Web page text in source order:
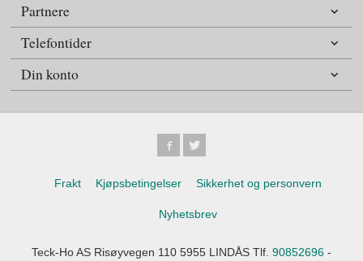
Partnere
Telefontider
Din konto
Frakt Kjøpsbetingelser Sikkerhet og personvern
Nyhetsbrev
Teck-Ho AS Risøyvegen 110 5955 LINDÅS Tlf. 90852696 -